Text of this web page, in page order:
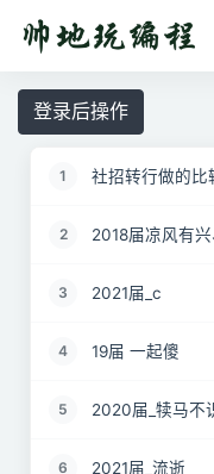
登录后操作
1 社招转行做的比
2 2018届凉风有兴
3 2021届_c
4 19届 一起傻
5 2020届_犊马不
6 2021届_流逝